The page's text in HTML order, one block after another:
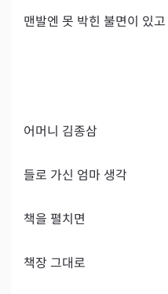
맨발엔 못 박힌 불면이 있고
어머니 김종삼
들로 가신 엄마 생각
책을 펼치면
책장 그대로